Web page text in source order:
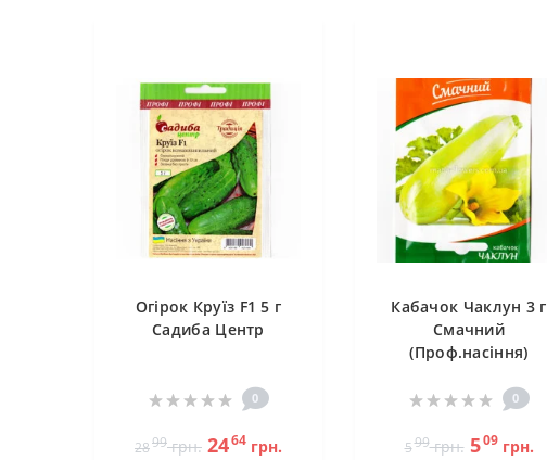
Огірок Круїз F1 5 г
Садиба Центр
0
2899грн. 2464 грн.
Кабачок Чаклун 3 г
Смачний
(Проф.насіння)
0
599грн. 509грн.